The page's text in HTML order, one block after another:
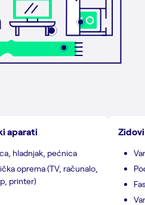
aparati
hladnjak, pećnica
oprema (TV, računalo,
printer)
Zidovi